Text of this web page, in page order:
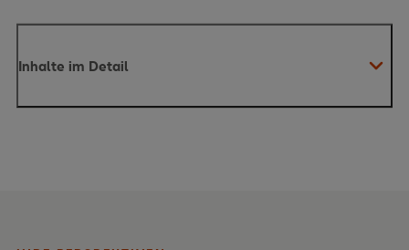
Inhalte im Detail